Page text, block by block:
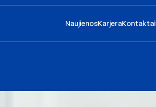
NaujienosKarjeraKontaktai